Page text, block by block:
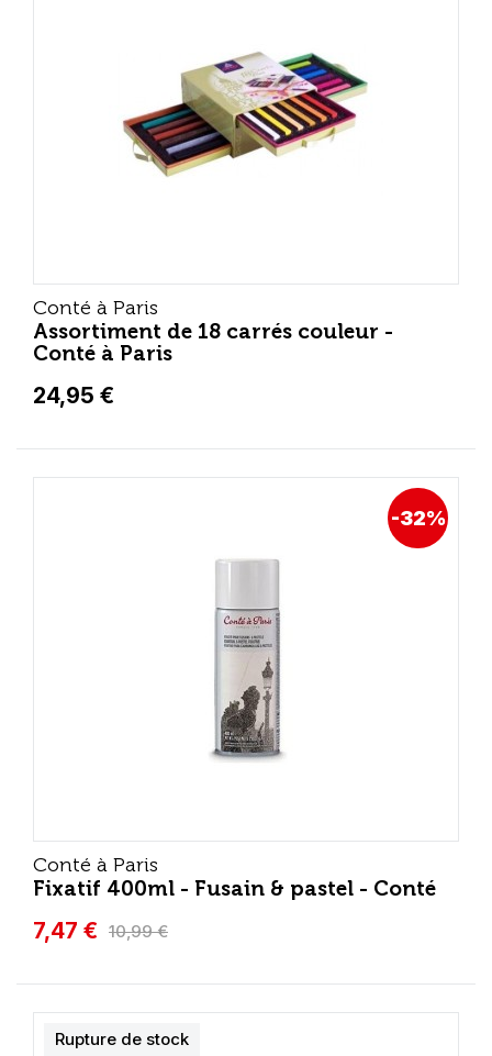
Conté à Paris
Assortiment de 18 carrés couleur -
Conté à Paris
24,95 €
Conté à Paris
Fixatif 400ml - Fusain & pastel - Conté
7,47 € 10,99 €
-32%
Rupture de stock